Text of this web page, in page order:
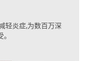
轻炎症,为数百万深